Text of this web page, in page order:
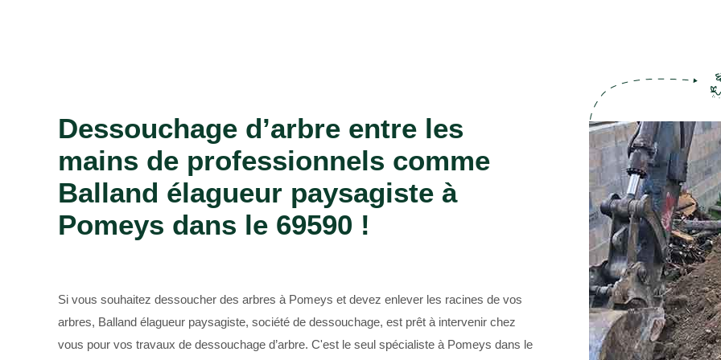
Dessouchage d’arbre entre les
mains de professionnels comme
Balland élagueur paysagiste à
Pomeys dans le 69590 !
Si vous souhaitez dessoucher des arbres à Pomeys et devez enlever les racines de vos
arbres, Balland élagueur paysagiste, société de dessouchage, est prêt à intervenir chez
vous pour vos travaux de dessouchage d’arbre. C'est le seul spécialiste à Pomeys dans le